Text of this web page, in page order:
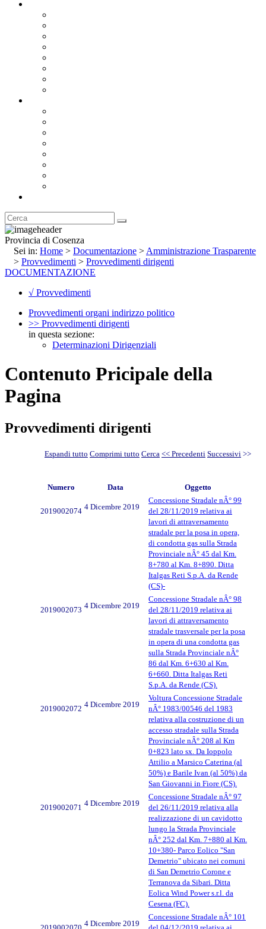
Provincia di Cosenza
Sei in: Home > Documentazione > Amministrazione Trasparente
> Provvedimenti > Provvedimenti dirigenti
DOCUMENTAZIONE
√ Provvedimenti
Provvedimenti organi indirizzo politico
>> Provvedimenti dirigenti
in questa sezione:
Determinazioni Dirigenziali
Contenuto Pricipale della
Pagina
Provvedimenti dirigenti
Espandi tutto Comprimi tutto Cerca << Precedenti Successivi >>
Numero Data Oggetto
2019002074 4 Dicembre 2019
Concessione Stradale nÂ° 99
del 28/11/2019 relativa ai
lavori di attraversamento
stradale per la posa in opera,
di condotta gas sulla Strada
Provinciale nÂ° 45 dal Km.
8+780 al Km. 8+890. Ditta
Italgas Reti S.p.A. da Rende
(CS)-
2019002073 4 Dicembre 2019
Concessione Stradale nÂ° 98
del 28/11/2019 relativa ai
lavori di attraversamento
stradale trasversale per la posa
in opera di una condotta gas
sulla Strada Provinciale nÂ°
86 dal Km. 6+630 al Km.
6+660. Ditta Italgas Reti
S.p.A. da Rende (CS).
2019002072 4 Dicembre 2019
Voltura Concessione Stradale
nÂ° 1983/00546 del 1983
relativa alla costruzione di un
accesso stradale sulla Strada
Provinciale nÂ° 208 al Km
0+823 lato sx. Da Ioppolo
Attilio a Marsico Caterina (al
50%) e Barile Ivan (al 50%) da
San Giovanni in Fiore (CS).
2019002071 4 Dicembre 2019
Concessione Stradale nÂ° 97
del 26/11/2019 relativa alla
realizzazione di un cavidotto
lungo la Strada Provinciale
nÂ° 252 dal Km. 7+880 al Km.
10+380- Parco Eolico "San
Demetrio" ubicato nei comuni
di San Demetrio Corone e
Terranova da Sibari. Ditta
Eolica Wind Power s.r.l. da
Cesena (FC).
4 Dicembre 2019
Concessione Stradale nÂ° 101